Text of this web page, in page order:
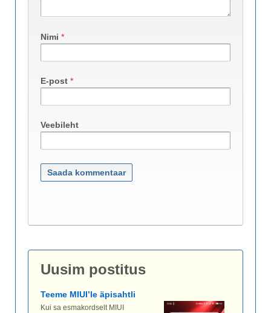
Nimi *
E-post *
Veebileht
Uusim postitus
Teeme MIUI’le äpisahtli
Kui sa esmakordselt MIUI